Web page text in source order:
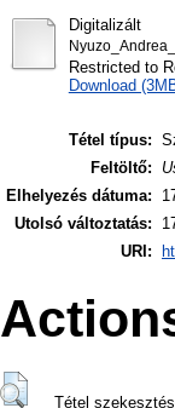
Digitalizált
Restricted to
Download
Tétel típus:
Feltöltő:
Elhelyezés dátuma:
Utolsó változtatás:
URI:
Tétel